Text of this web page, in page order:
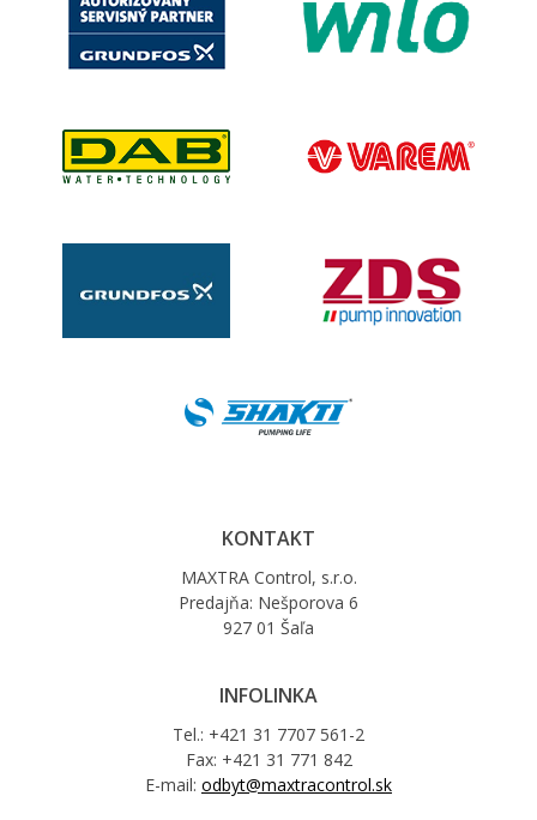
KONTAKT
MAXTRA Control, s.r.o.
Predajňa: Nešporova 6
927 01 Šaľa
INFOLINKA
Tel.: +421 31 7707 561-2
Fax: +421 31 771 842
E-mail: odbyt@maxtracontrol.sk